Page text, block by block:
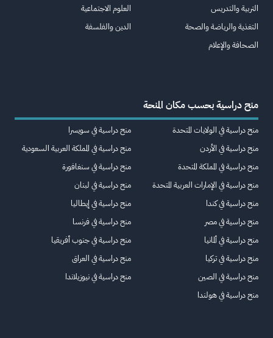
التربية والتدريس
التغذية والرياضة والصحة
الصحافة والإعلام
العلوم الاجتماعية
الدين والفلسفة
منح دراسية بحسب مكان المنحة
منح دراسية في الولايات المتحدة
منح دراسية في الأردن
منح دراسية في المملكة المتحدة
منح دراسية في الإمارات العربية المتحدة
منح دراسية في كندا
منح دراسية في مصر
منح دراسية في ألمانيا
منح دراسية في تركيا
منح دراسية في الصين
منح دراسية في هولندا
منح دراسية في سويسرا
منح دراسية في المملكة العربية السعودية
منح دراسية في سنغافورة
منح دراسية في لبنان
منح دراسية في إيطاليا
منح دراسية في فرنسا
منح دراسية في جنوب أفريقيا
منح دراسية في العراق
منح دراسية في نيوزيلاندا